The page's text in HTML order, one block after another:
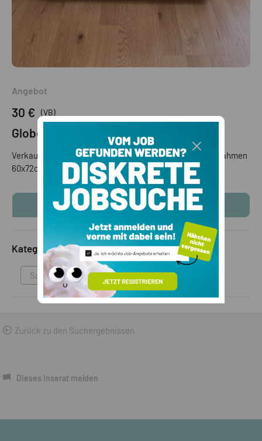
Angebot
30 € (VB)
Globelinbild Muttergottes
Verkaufe handgesticktes Globelinbild Muttergottes mit Rahmen
60x72cm
KONTAKTINFOS ANZEIGEN
Kategorie
Sammlungen & Antikes
Zurück zu den Suchergebnissen
Dieses Inserat melden